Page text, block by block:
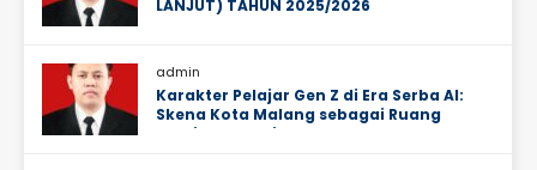
LANJUT) TAHUN 2025/2026
admin
Karakter Pelajar Gen Z di Era Serba AI:
Skena Kota Malang sebagai Ruang
Ekosistem Sosial Mereka